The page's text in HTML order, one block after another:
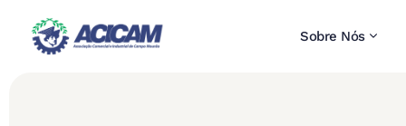
Sobre Nós